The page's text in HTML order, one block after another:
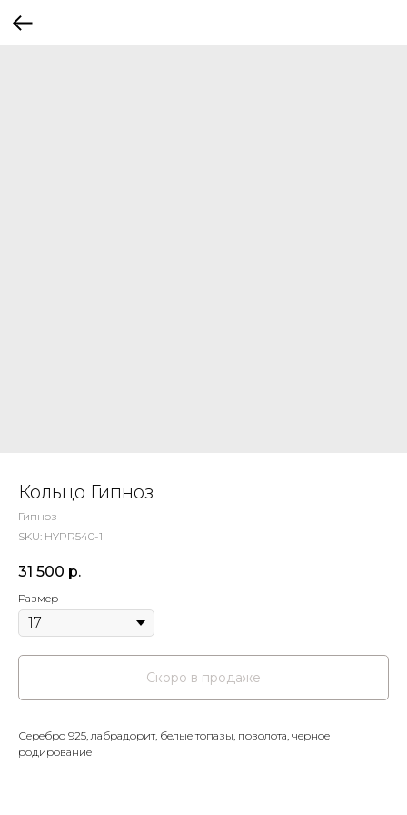
Кольцо Гипноз
Гипноз
SKU: HYPR540-1
31 500 р.
Размер
Серебро 925, лабрадорит, белые топазы, позолота, черное
родирование